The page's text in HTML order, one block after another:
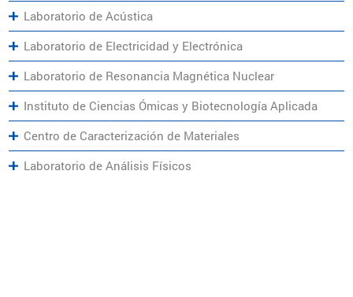
Laboratorio de Acústica
Laboratorio de Electricidad y Electrónica
Laboratorio de Resonancia Magnética Nuclear
Instituto de Ciencias Ómicas y Biotecnología Aplicada
Centro de Caracterización de Materiales
Laboratorio de Análisis Físicos